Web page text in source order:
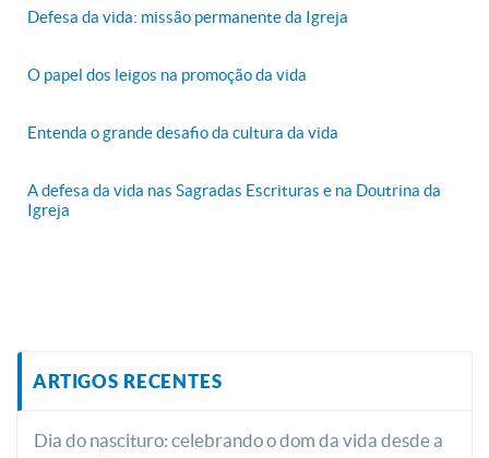
Defesa da vida: missão permanente da Igreja
O papel dos leigos na promoção da vida
Entenda o grande desafio da cultura da vida
A defesa da vida nas Sagradas Escrituras e na Doutrina da
Igreja
ARTIGOS RECENTES
Dia do nascituro: celebrando o dom da vida desde a